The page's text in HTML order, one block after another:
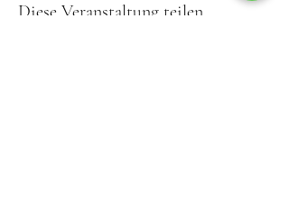
Diese Veranstaltung teilen